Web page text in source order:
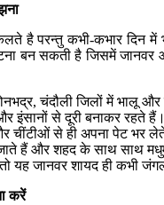
है परन्तु कभी-कभार
बन सकती है जिसमें
सोनभद्र, चंदौली जिलों में
इंसानों से दूरी बनाकर
से ही अपना पेट भर
जाते हैं और शहद के साथ साथ
यह जानवर शायद ही कभी
करें